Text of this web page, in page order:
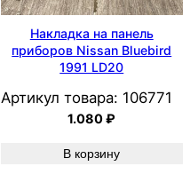
Накладка на панель
приборов Nissan Bluebird
1991 LD20
Артикул товара: 106771
1.080₽
В корзину